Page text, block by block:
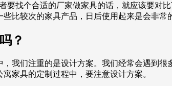
找个合适的厂家做家具的话，就应该要对
比较次的家具产品，日后使用起来是会非常
？
我们注重的是设计方案。我们经常会遇到
家具的定制过程中，要注意设计方案。